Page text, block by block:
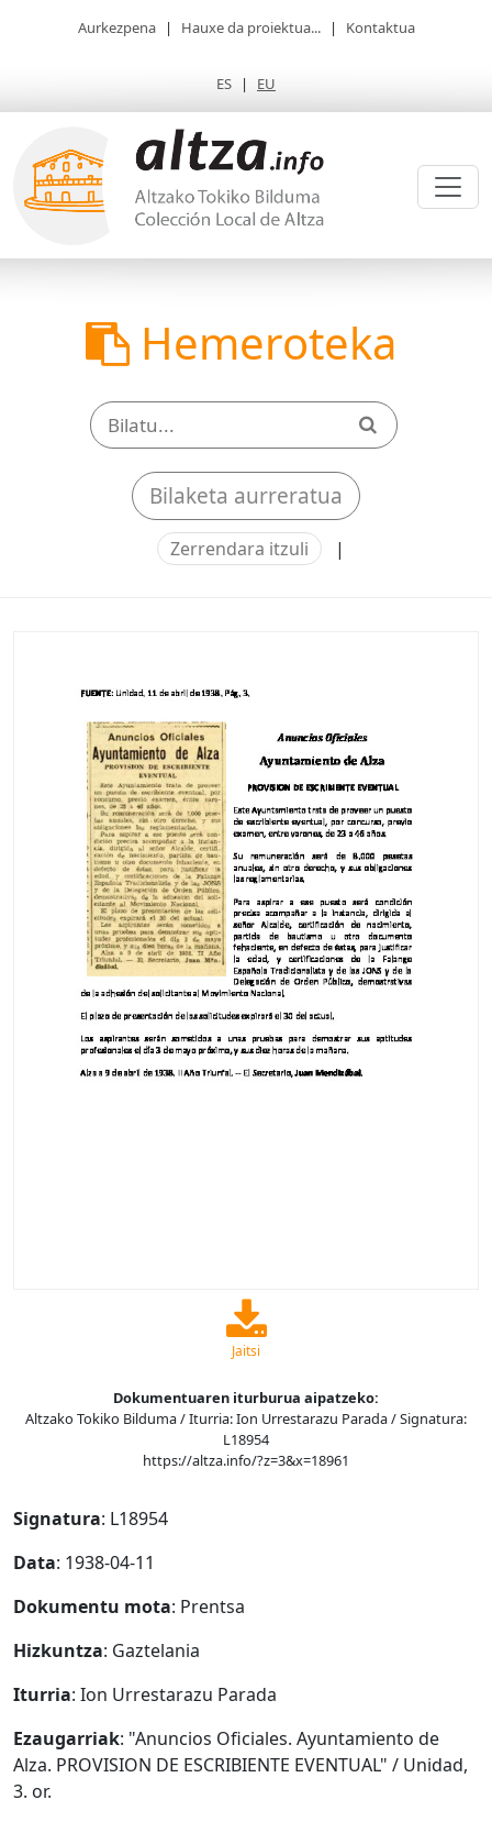
Aurkezpena | Hauxe da proiektua... | Kontaktua
ES | EU
Hemeroteka
Bilaketa aurreratua
Zerrendara itzuli |
Jaitsi
Dokumentuaren iturburua aipatzeko:
Altzako Tokiko Bilduma / Iturria: Ion Urrestarazu Parada / Signatura:
L18954
https://altza.info/?z=3&x=18961
Signatura: L18954
Data: 1938-04-11
Dokumentu mota: Prentsa
Hizkuntza: Gaztelania
Iturria: Ion Urrestarazu Parada
Ezaugarriak: "Anuncios Oficiales. Ayuntamiento de
Alza. PROVISION DE ESCRIBIENTE EVENTUAL" / Unidad,
3. or.